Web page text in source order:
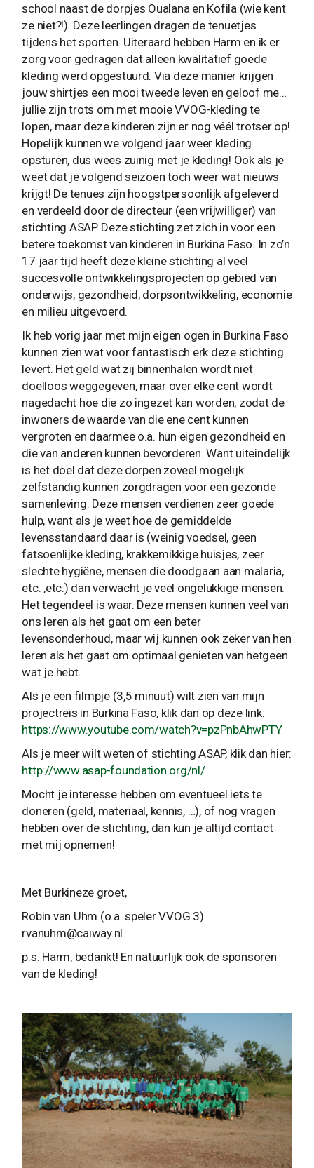
school naast de dorpjes Oualana en Kofila (wie kent
ze niet?!). Deze leerlingen dragen de tenuetjes
tijdens het sporten. Uiteraard hebben Harm en ik er
zorg voor gedragen dat alleen kwalitatief goede
kleding werd opgestuurd. Via deze manier krijgen
jouw shirtjes een mooi tweede leven en geloof me…
jullie zijn trots om met mooie VVOG-kleding te
lopen, maar deze kinderen zijn er nog véél trotser op!
Hopelijk kunnen we volgend jaar weer kleding
opsturen, dus wees zuinig met je kleding! Ook als je
weet dat je volgend seizoen toch weer wat nieuws
krijgt! De tenues zijn hoogstpersoonlijk afgeleverd
en verdeeld door de directeur (een vrijwilliger) van
stichting ASAP. Deze stichting zet zich in voor een
betere toekomst van kinderen in Burkina Faso. In zo’n
17 jaar tijd heeft deze kleine stichting al veel
succesvolle ontwikkelingsprojecten op gebied van
onderwijs, gezondheid, dorpsontwikkeling, economie
en milieu uitgevoerd.
Ik heb vorig jaar met mijn eigen ogen in Burkina Faso
kunnen zien wat voor fantastisch erk deze stichting
levert. Het geld wat zij binnenhalen wordt niet
doelloos weggegeven, maar over elke cent wordt
nagedacht hoe die zo ingezet kan worden, zodat de
inwoners de waarde van die ene cent kunnen
vergroten en daarmee o.a. hun eigen gezondheid en
die van anderen kunnen bevorderen. Want uiteindelijk
is het doel dat deze dorpen zoveel mogelijk
zelfstandig kunnen zorgdragen voor een gezonde
samenleving. Deze mensen verdienen zeer goede
hulp, want als je weet hoe de gemiddelde
levensstandaard daar is (weinig voedsel, geen
fatsoenlijke kleding, krakkemikkige huisjes, zeer
slechte hygiëne, mensen die doodgaan aan malaria,
etc. ,etc.) dan verwacht je veel ongelukkige mensen.
Het tegendeel is waar. Deze mensen kunnen veel van
ons leren als het gaat om een beter
levensonderhoud, maar wij kunnen ook zeker van hen
leren als het gaat om optimaal genieten van hetgeen
wat je hebt.
Als je een filmpje (3,5 minuut) wilt zien van mijn
projectreis in Burkina Faso, klik dan op deze link:
https://www.youtube.com/watch?v=pzPnbAhwPTY
Als je meer wilt weten of stichting ASAP, klik dan hier:
http://www.asap-foundation.org/nl/
Mocht je interesse hebben om eventueel iets te
doneren (geld, materiaal, kennis, …), of nog vragen
hebben over de stichting, dan kun je altijd contact
met mij opnemen!
Met Burkineze groet,
Robin van Uhm (o.a. speler VVOG 3)
rvanuhm@caiway.nl
p.s. Harm, bedankt! En natuurlijk ook de sponsoren
van de kleding!